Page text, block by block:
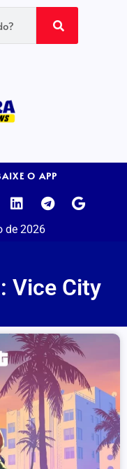
O APP
de 2026
Vice City